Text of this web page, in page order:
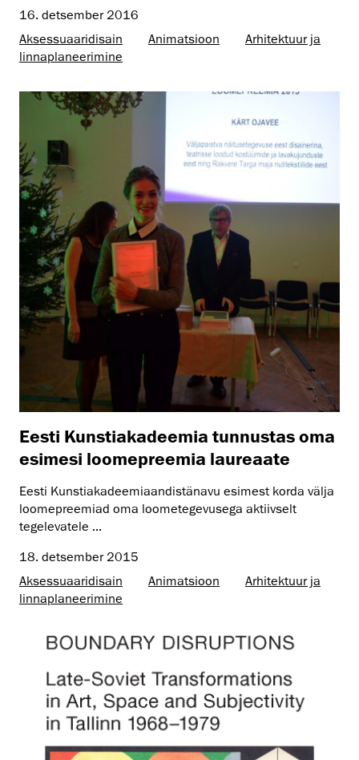
16. detsember 2016
Aksessuaaridisain
Animatsioon
Arhitektuur ja
linnaplaneerimine
Eesti Kunstiakadeemia tunnustas oma
esimesi loomepreemia laureaate
Eesti Kunstiakadeemiaandistänavu esimest korda välja
loomepreemiad oma loometegevusega aktiivselt
tegelevatele ...
18. detsember 2015
Aksessuaaridisain
Animatsioon
Arhitektuur ja
linnaplaneerimine